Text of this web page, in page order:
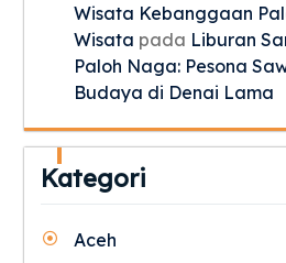
Wisata Kebanggaan
Wisata pada Liburan
Paloh Naga: Pesona
Budaya di Denai Lama
Kategori
Aceh